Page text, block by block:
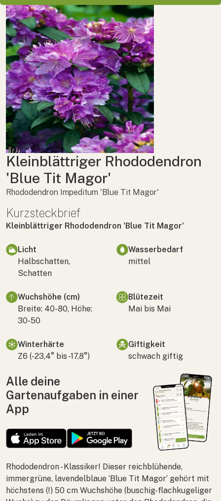
Kleinblättriger Rhododendron
'Blue Tit Magor'
Rhododendron Impeditum 'Blue Tit Magor'
Kurzsteckbrief
Kleinblättriger Rhododendron 'Blue Tit Magor'
Licht
Halbschatten,
Schatten
Wasserbedarf
mittel
Wuchshöhe (cm)
Breite: 40-80, Höhe:
30-50
Blütezeit
Mai bis Mai
Winterhärte
Z6 (-23,4° bis -17,8°)
Giftigkeit
schwach giftig
Alle deine
Gartenaufgaben in einer
App
Rhododendron- Klassiker! Dieser reichblühende,
immergrüne, lavendelblaue ‘Blue Tit Magor’ gehört mit
höchstens (!) 50 cm Wuchshöhe (buschig-flachkugeliger